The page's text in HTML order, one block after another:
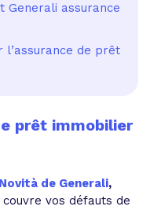
Generali assurance
l’assurance de prêt
prêt immobilier
de Generali,
couvre vos défauts de